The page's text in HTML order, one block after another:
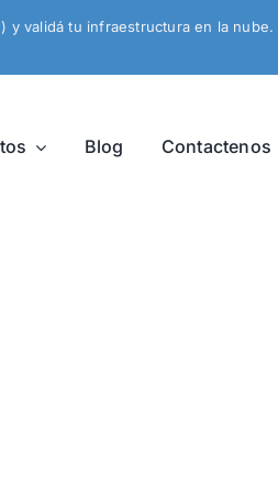
y validá tu infraestructura en la nube.
Blog Contactenos